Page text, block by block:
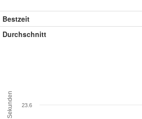
Bestzeit
Durchschnitt
Sekunden 23.6